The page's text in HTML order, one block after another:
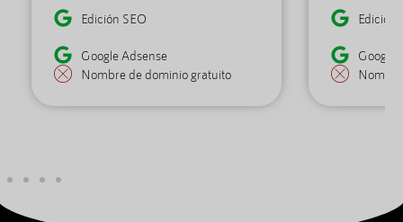
Edición SEO
Google Adsense
Nombre de dominio gratuito
Edición
Google